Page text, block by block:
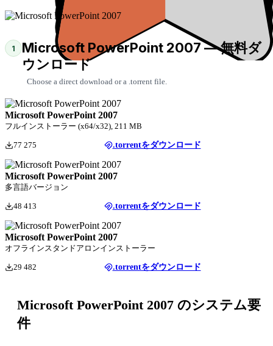
1
Microsoft PowerPoint 2007 — 無料ダ
ウンロード
Choose a direct download or a .torrent file.
Microsoft PowerPoint 2007
フルインストーラー (x64/x32), 211 MB
77 275 .torrentをダウンロード
Microsoft PowerPoint 2007
多言語バージョン
48 413 .torrentをダウンロード
Microsoft PowerPoint 2007
オフラインスタンドアロンインストーラー
29 482 .torrentをダウンロード
Microsoft PowerPoint 2007 のシステム要
件